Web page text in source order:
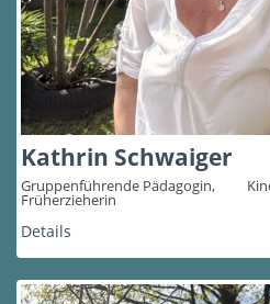
Kathrin Schwaiger
Gruppenführende Pädagogin, ⠀ ⠀
Früherzieherin
Details